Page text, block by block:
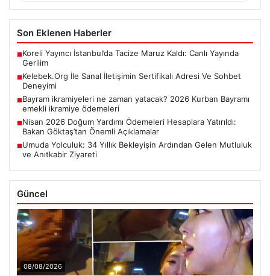
Son Eklenen Haberler
■Koreli Yayıncı İstanbul’da Tacize Maruz Kaldı: Canlı Yayında
Gerilim
■Kelebek.Org İle Sanal İletişimin Sertifikalı Adresi Ve Sohbet
Deneyimi
■Bayram ikramiyeleri ne zaman yatacak? 2026 Kurban Bayramı
emekli ikramiye ödemeleri
■Nisan 2026 Doğum Yardımı Ödemeleri Hesaplara Yatırıldı:
Bakan Göktaş’tan Önemli Açıklamalar
■Umuda Yolculuk: 34 Yıllık Bekleyişin Ardından Gelen Mutluluk
ve Anıtkabir Ziyareti
Güncel
08/08/2026